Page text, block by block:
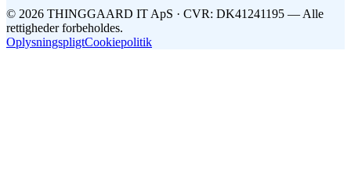
© 2026 THINGGAARD IT ApS · CVR: DK41241195 — Alle
rettigheder forbeholdes.
OplysningspligtCookiepolitik